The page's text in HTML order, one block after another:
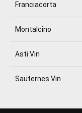
Franciacorta
Montalcino
Asti Vin
Sauternes Vin